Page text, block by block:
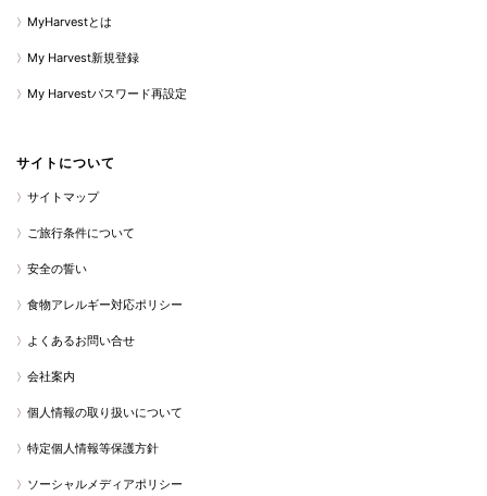
MyHarvestとは
My Harvest新規登録
My Harvestパスワード再設定
サイトについて
サイトマップ
ご旅行条件について
安全の誓い
食物アレルギー対応ポリシー
よくあるお問い合せ
会社案内
個人情報の取り扱いについて
特定個人情報等保護方針
ソーシャルメディアポリシー